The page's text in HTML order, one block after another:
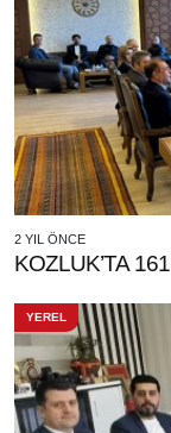
2 YIL ÖNCE
KOZLUK’TA
YEREL